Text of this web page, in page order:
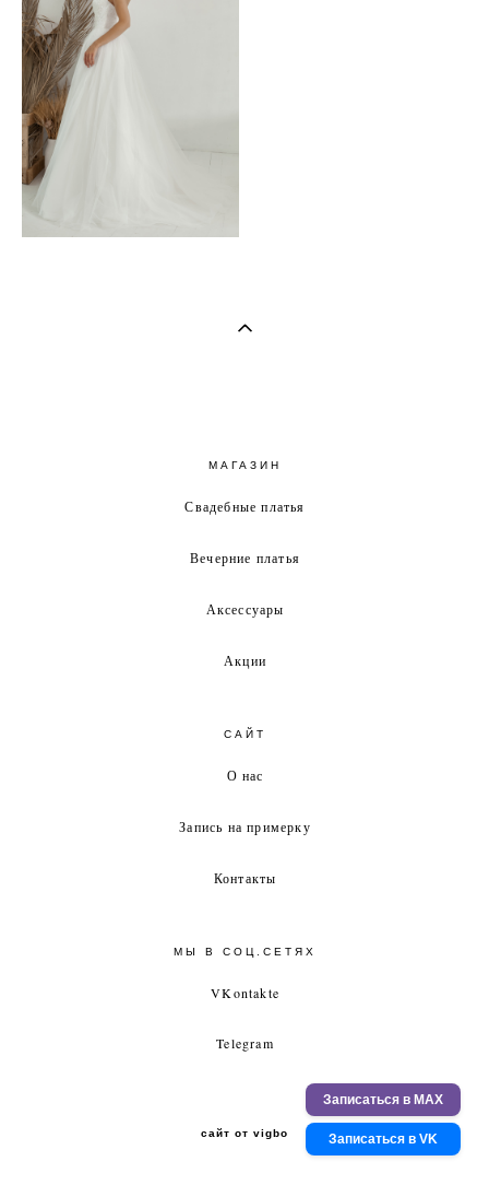
Записаться в MAX
Записаться в VK
МАГАЗИН
Свадебные платья
Вечерние платья
Аксессуары
Акции
САЙТ
О нас
Запись на примерку
Контакты
МЫ В СОЦ.СЕТЯХ
VKontakte
Telegram
сайт от vigbo